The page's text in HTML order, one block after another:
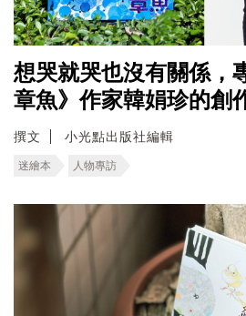
想哭就哭也沒有關係，
章魚》作家韓娟珍的創
撰文 小光點出版社編輯
迷繪本 人物專訪